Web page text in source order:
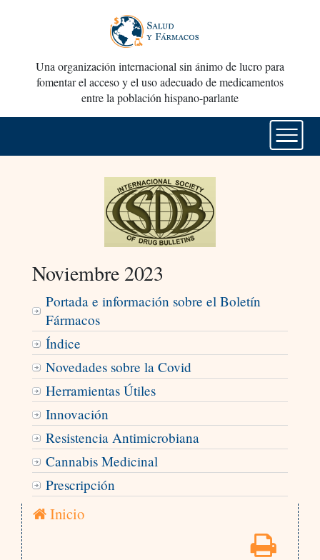
Una organización internacional sin ánimo de lucro para
fomentar el acceso y el uso adecuado de medicamentos
entre la población hispano-parlante
Noviembre 2023
Portada e información sobre el Boletín
Fármacos
Índice
Novedades sobre la Covid
Herramientas Útiles
Innovación
Resistencia Antimicrobiana
Cannabis Medicinal
Prescripción
Inicio